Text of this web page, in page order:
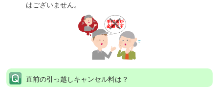
はございません。
直前の引っ越しキャンセル料は？